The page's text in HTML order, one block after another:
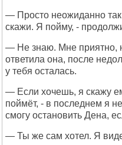
— Просто неожиданно
скажи. Я пойму, -
— Не знаю. Мне приятно,
ответила она, после
у тебя осталась.
— Если хочешь, я скажу
поймёт, - в последнем я
смогу остановить Дена,
— Ты же сам хотел. Я